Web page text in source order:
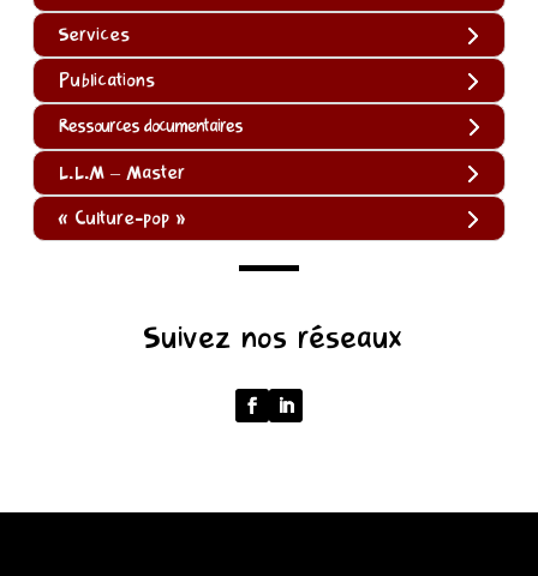
Services
Publications
Ressources documentaires
L.L.M – Master
« Culture-pop »
Suivez nos réseaux